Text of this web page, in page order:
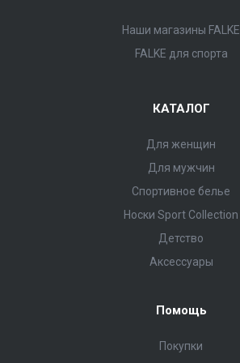
Наши магазины FALKE
FALKE для спорта
КАТАЛОГ
Для женщин
Для мужчин
Спортивное белье
Носки Sport Collection
Детство
Аксессуары
Помощь
Покупки